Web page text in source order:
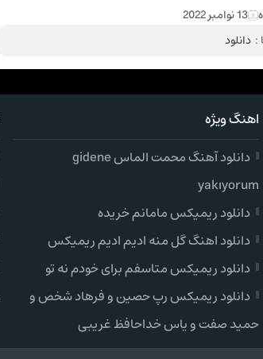
13 نوامبر 2022
: دانلود
اهنگ ویژه
دانلود آهنگ محمت الماس gidene
yakıyorum
دانلود ریمیکس مامانم خریده
دانلود اهنگ گل منه ادیم ادیم ریمیکس
دانلود ریمیکس متاسفم برای خودم نه تو
دانلود ریمیکس رپ حصین و فرهاد شخص و
حمید صفت و یاس خداحافظ غریبی